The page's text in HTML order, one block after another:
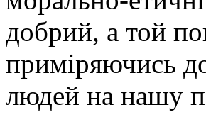
добрий, а той
приміряючись
людей на нашу